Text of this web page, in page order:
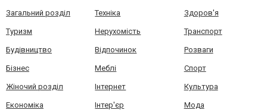
Загальний розділ Техніка Здоров'я
Туризм Нерухомість Транспорт
Будівництво Відпочинок Розваги
Бізнес Меблі Спорт
Жіночий розділ Інтернет Культура
Економіка Інтер'єр Мода